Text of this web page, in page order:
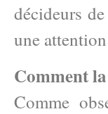
décideurs
une
Comment
Comme